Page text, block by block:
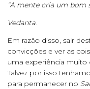
“A mente cria um bom
Vedanta.
Em razão disso, sair
convicções e ver as
uma experiência
Talvez por isso
para permanecer no